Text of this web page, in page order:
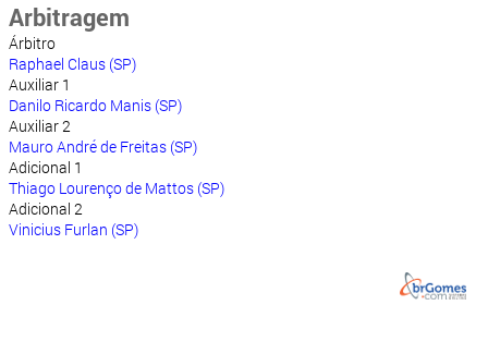
Arbitragem
Árbitro
Raphael Claus (SP)
Auxiliar 1
Danilo Ricardo Manis (SP)
Auxiliar 2
Mauro André de Freitas (SP)
Adicional 1
Thiago Lourenço de Mattos (SP)
Adicional 2
Vinicius Furlan (SP)